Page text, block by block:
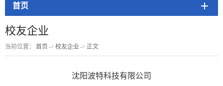
首页
校友企业
当前位置： 首页-> 校友企业-> 正文
沈阳波特科技有限公司